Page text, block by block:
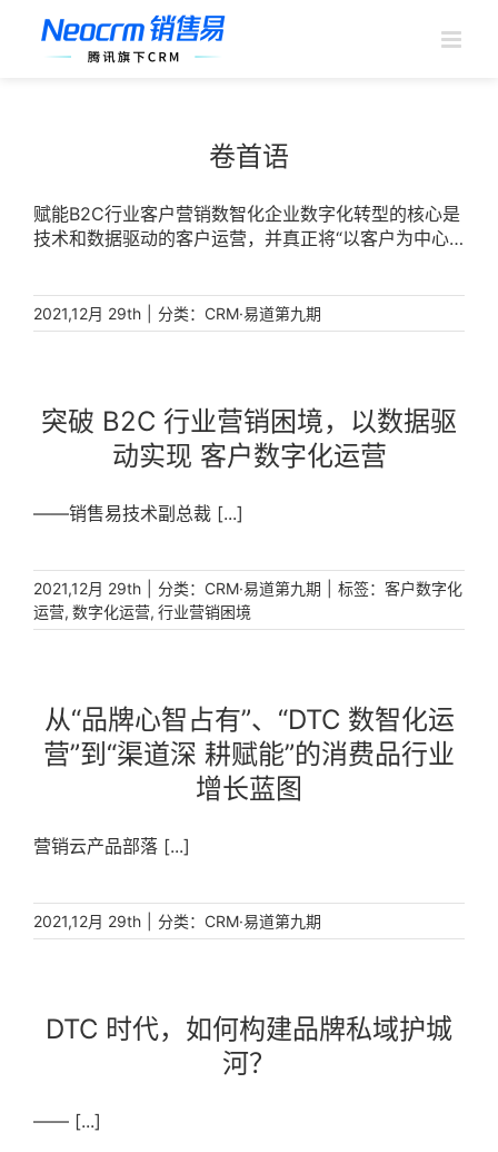
卷首语
赋能B2C行业客户营销数智化企业数字化转型的核心是
技术和数据驱动的客户运营，并真正将“以客户为中心”
最艰难的一环，销售易选择了这条最艰难的道路。面对
国内外众多的CRM服务商，可能很多人会认为CRM仅
看法是不全面的。CRM强调的是真正“以客户为中心”，
并将这一经营理念贯彻到企业的业务、管理和运营流程
中，帮助企业实现可持续的、规模化的业绩增长，SFA
转向“以客户为中心”，围绕客户构建端到端的数字化服
地执行正确的战略举措。销售易深入理解B2C行业客户
面临的营销困境，评估国内外营销云的市场环境，研究
出B2C行业的营销数字化建设解决方案，绘制出消费品
河；推出数字一体化新零售管理平台，帮助零售行业增
强获客能力，布局私域流量，全面升级品牌效能；通过
微信小程序、客户数据中台、数字化运营体系，助力汽
车经销商行业实现业绩增长。大道至简，无论B2B还是
B2C，销售易始终坚持以“客户为中心”，为客户创造真
变化，创新发展！。销售易培训中心
2021,12月 29th 分类： CRM·易道第九期
突破 B2C 行业营销困境，以数据驱
动实现 客户数字化运营
——销售易技术副总裁 [...]
2021,12月 29th 分类： CRM·易道第九期 标签： 客户数字化
运营, 数字化运营, 行业营销困境
从“品牌心智占有”、“DTC 数智化运
营”到“渠道深 耕赋能”的消费品行业
增长蓝图
营销云产品部落 [...]
2021,12月 29th 分类： CRM·易道第九期
DTC 时代，如何构建品牌私域护城
河？
—— [...]